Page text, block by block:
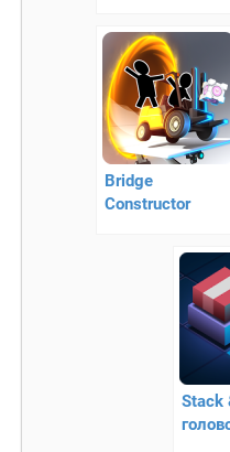
игра
Bridge
Constructor
лабораторные
исследования
Stack